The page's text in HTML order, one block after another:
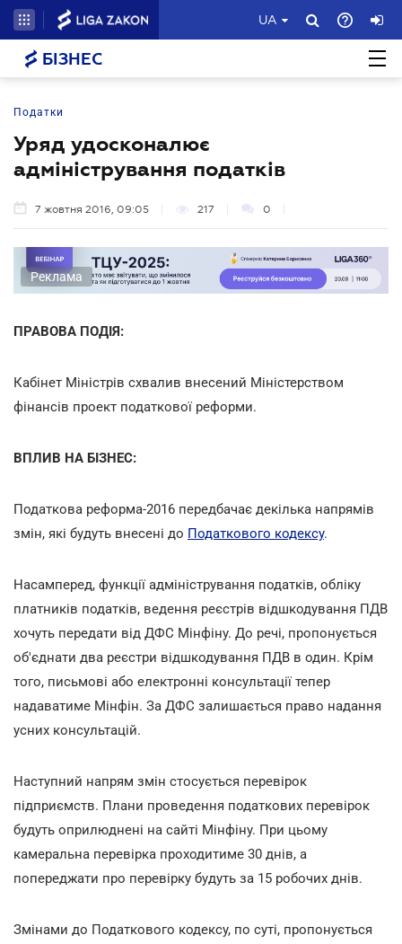
UA
БІЗНЕС
Податки
Уряд удосконалює
адміністрування податків
7 жовтня 2016, 09:05 217 0
Реклама
ПРАВОВА ПОДІЯ:
Кабінет Міністрів схвалив внесений Міністерством
фінансів проект податкової реформи.
ВПЛИВ НА БІЗНЕС:
Податкова реформа-2016 передбачає декілька напрямів
змін, які будуть внесені до Податкового кодексу.
Насамперед, функції адміністрування податків, обліку
платників податків, ведення реєстрів відшкодування ПДВ
хочуть передати від ДФС Мінфіну. До речі, пропонується
об'єднати два реєстри відшкодування ПДВ в один. Крім
того, письмові або електронні консультації тепер
надаватиме Мінфін. За ДФС залишається право надання
усних консультацій.
Наступний напрям змін стосується перевірок
підприємств. Плани проведення податкових перевірок
будуть оприлюднені на сайті Мінфіну. При цьому
камеральна перевірка проходитиме 30 днів, а
попереджати про перевірку будуть за 15 робочих днів.
Змінами до Податкового кодексу, по суті, пропонується